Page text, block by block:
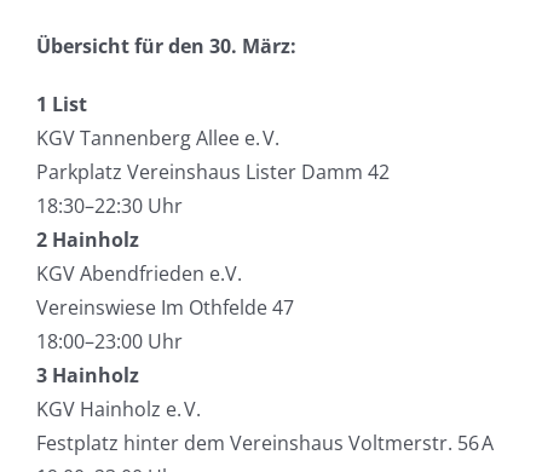
Übersicht für den 30. März:
1 List
KGV Tannenberg Allee e. V.
Parkplatz Vereinshaus Lister Damm 42
18:30–22:30 Uhr
2 Hainholz
KGV Abendfrieden e.V.
Vereinswiese Im Othfelde 47
18:00–23:00 Uhr
3 Hainholz
KGV Hainholz e. V.
Festplatz hinter dem Vereinshaus Voltmerstr. 56 A